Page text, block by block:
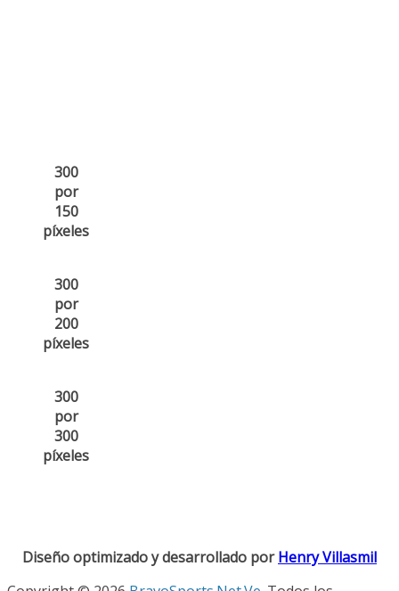
300
por
150
píxeles
300
por
200
píxeles
300
por
300
píxeles
Diseño optimizado y desarrollado porHenry Villasmil